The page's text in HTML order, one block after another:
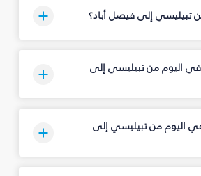
تبيليسي إلى فيصل أباد؟
في اليوم من تبيليسي إلى
في اليوم من تبيليسي إلى